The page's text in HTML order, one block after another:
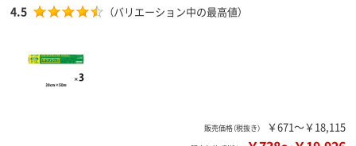
4.5 （バリエーション中の最高値）
販売価格（税抜き） ￥671～￥18,115